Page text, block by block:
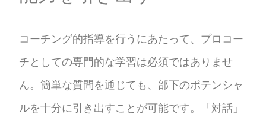
コーチング的指導を行うにあたって、プロコー
チとしての専門的な学習は必須ではありませ
ん。簡単な質問を通じても、部下のポテンシャ
ルを十分に引き出すことが可能です。「対話」